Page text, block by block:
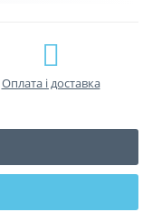
Оплата і доставка